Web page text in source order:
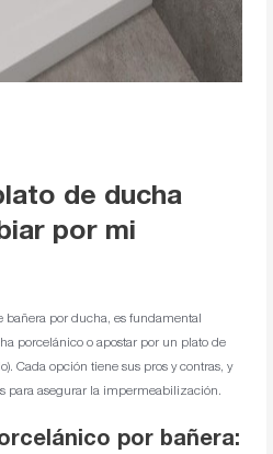
de ducha
por mi
bañera por ducha, es fundamental
porcelánico o apostar por un plato de
Cada opción tiene sus pros y contras, y
para asegurar la impermeabilización.
por bañera: